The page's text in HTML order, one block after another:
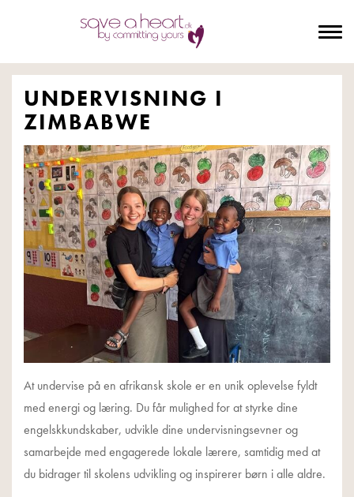
UNDERVISNING I
ZIMBABWE
At undervise på en afrikansk skole er en unik oplevelse fyldt
med energi og læring. Du får mulighed for at styrke dine
engelskkundskaber, udvikle dine undervisningsevner og
samarbejde med engagerede lokale lærere, samtidig med at
du bidrager til skolens udvikling og inspirerer børn i alle aldre.